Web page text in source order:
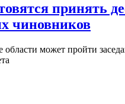
принять
чиновников
области может пройти